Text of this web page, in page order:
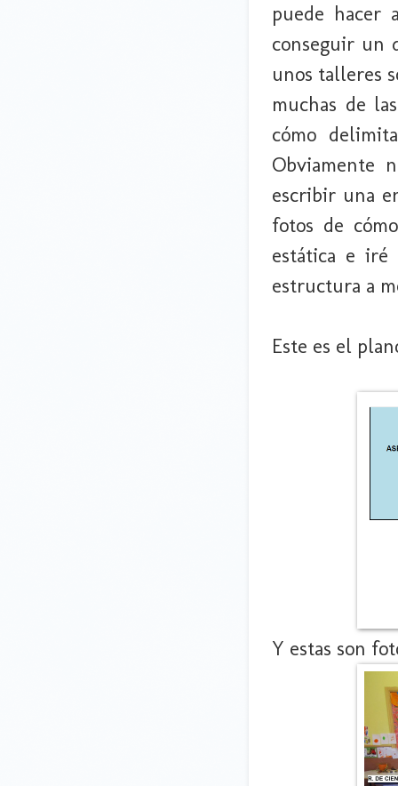
puede hacer
conseguir un
unos talleres
muchas de
cómo
Obviamente
escribir una
fotos de
estática e iré
estructura a
Este es el
Y estas son